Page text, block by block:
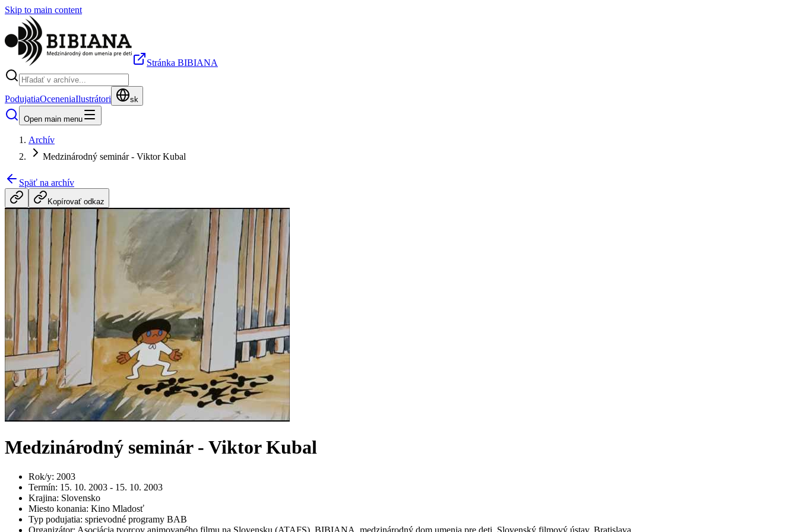
Skip to main content
Stránka BIBIANA
PodujatiaOceneniaIlustrátori sk
Open main menu
Archív
Medzinárodný seminár - Viktor Kubal
Späť na archív
Kopírovať odkaz
Medzinárodný seminár - Viktor Kubal
Rok/y: 2003
Termín: 15. 10. 2003 - 15. 10. 2003
Krajina: Slovensko
Miesto konania: Kino Mladosť
Typ podujatia: sprievodné programy BAB
Organizátor: Asociácia tvorcov animovaného filmu na Slovensku (ATAFS), BIBIANA, medzinárodný dom umenia pre deti, Slovenský filmový ústav, Bratislava